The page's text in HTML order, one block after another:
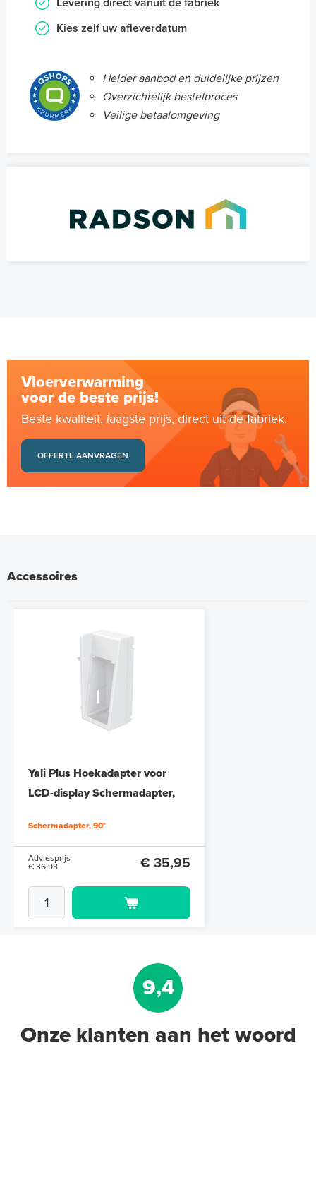
Levering direct vanuit de fabriek
Kies zelf uw afleverdatum
Helder aanbod en duidelijke prijzen
Overzichtelijk bestelproces
Veilige betaalomgeving
Vloerverwarming
voor de beste prijs!
Beste kwaliteit, laagste prijs, direct uit de fabriek.
OFFERTE AANVRAGEN
Accessoires
Yali Plus Hoekadapter voor
LCD-display Schermadapter,
Schermadapter, 90°
Adviesprijs
€ 36,98
€ 35,95
9,4
Onze klanten aan het woord